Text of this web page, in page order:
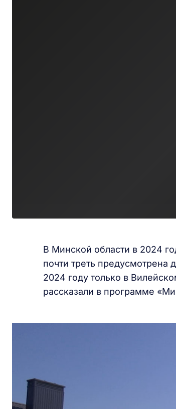
В Минской области в 2024
почти треть
2024 году только в
рассказали в программе